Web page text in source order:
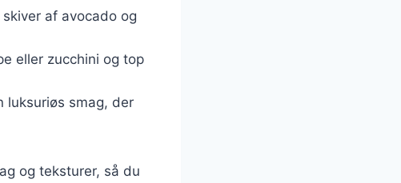
af avocado og
eller zucchini og top
luksuriøs smag, der
og teksturer, så du